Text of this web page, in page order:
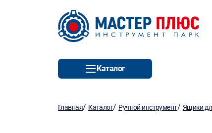
Каталог
Главная/ Каталог/ Ручной инструмент/ Ящики